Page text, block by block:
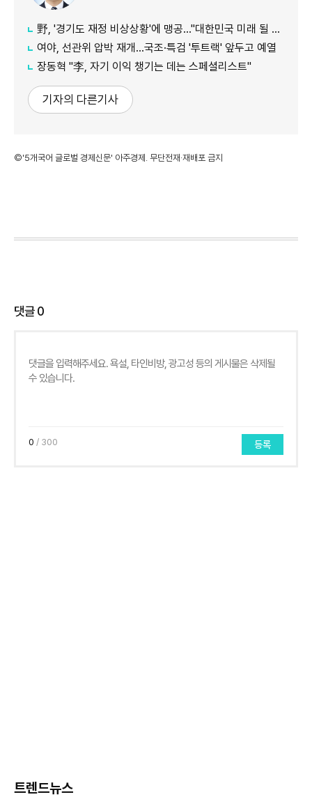
野, '경기도 재정 비상상황'에 맹공…"대한민국 미래 될 수도"
여야, 선관위 압박 재개…국조·특검 '투트랙' 앞두고 예열
장동혁 "李, 자기 이익 챙기는 데는 스페셜리스트"
기자의 다른기사
©'5개국어 글로벌 경제신문' 아주경제. 무단전재·재배포 금지
댓글0
0 / 300 등록
트렌드뉴스